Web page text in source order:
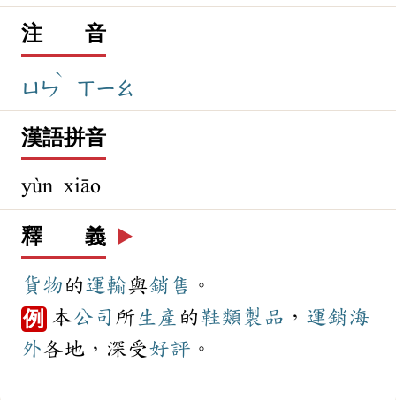
注 音
ㄩㄣ
ˋ
ㄒㄧㄠ
漢語拼音
yùn xiāo
釋 義 ▶️
貨物的運輸與銷售 。
例 本公司 所 生產 的鞋類製品 ， 運銷海
外各地，深受好評 。